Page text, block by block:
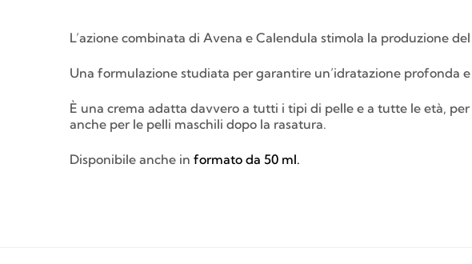
L’azione combinata di Avena e Calendula stimola la produzione
Una formulazione studiata per garantire un’idratazione profonda
È una crema adatta davvero a tutti i tipi di pelle e a tutte le età,
anche per le pelli maschili dopo la rasatura.
Disponibile anche in formato da 50 ml.